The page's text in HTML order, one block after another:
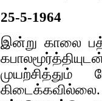
25-5-1964
இன்று காலை